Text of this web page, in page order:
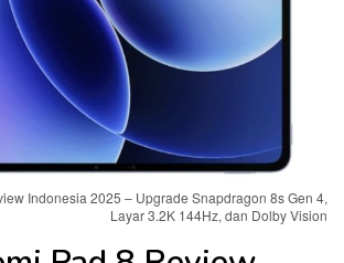
Indonesia 2025 – Upgrade Snapdragon 8s Gen 4,
Layar 3.2K 144Hz, dan Dolby Vision